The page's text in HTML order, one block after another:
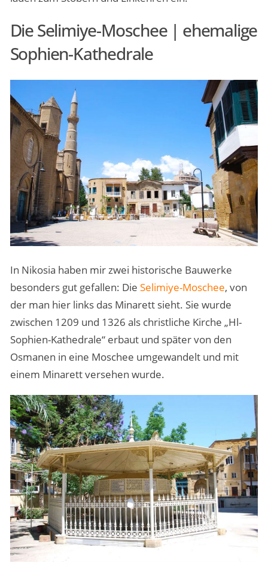
Die Selimiye-Moschee | ehemalige
Sophien-Kathedrale
In Nikosia haben mir zwei historische Bauwerke
besonders gut gefallen: Die Selimiye-Moschee, von
der man hier links das Minarett sieht. Sie wurde
zwischen 1209 und 1326 als christliche Kirche „Hl-
Sophien-Kathedrale“ erbaut und später von den
Osmanen in eine Moschee umgewandelt und mit
einem Minarett versehen wurde.